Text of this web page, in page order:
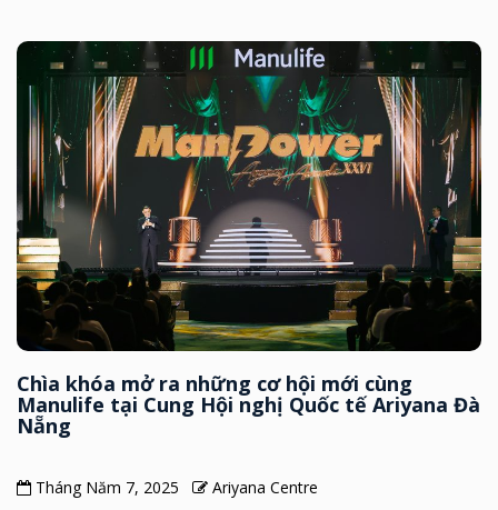
Chìa khóa mở ra những cơ hội mới cùng
Manulife tại Cung Hội nghị Quốc tế Ariyana Đà
Nẵng
Tháng Năm 7, 2025
Ariyana Centre